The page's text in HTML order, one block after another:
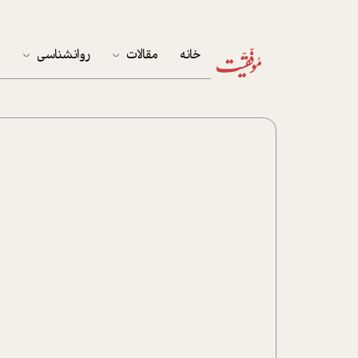
خانه مقالات روانشناسی